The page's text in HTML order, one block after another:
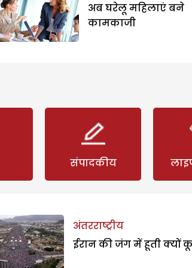
अब घरेलू महिलाएं बने
कामकाजी
संपादकीय
अंतरराष्ट्रीय
ईरान की जंग में हूती क्यों